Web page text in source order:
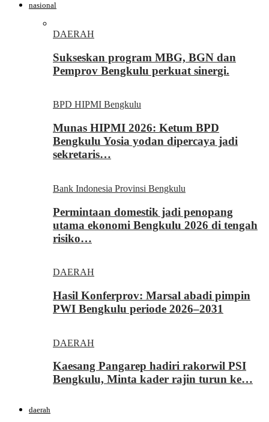
nasional
DAERAH
Sukseskan program MBG, BGN dan
Pemprov Bengkulu perkuat sinergi.
BPD HIPMI Bengkulu
Munas HIPMI 2026: Ketum BPD
Bengkulu Yosia yodan dipercaya jadi
sekretaris…
Bank Indonesia Provinsi Bengkulu
Permintaan domestik jadi penopang
utama ekonomi Bengkulu 2026 di tengah
risiko…
DAERAH
Hasil Konferprov: Marsal abadi pimpin
PWI Bengkulu periode 2026–2031
DAERAH
Kaesang Pangarep hadiri rakorwil PSI
Bengkulu, Minta kader rajin turun ke…
daerah